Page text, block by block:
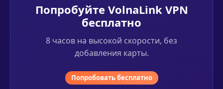
Попробуйте VolnaLink VPN
бесплатно
8 часов на высокой скорости, без
добавления карты.
Попробовать бесплатно